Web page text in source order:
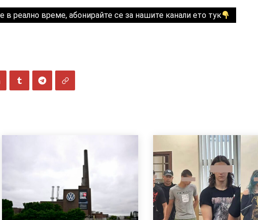
в реално време, абонирайте се за нашите канали ето тук